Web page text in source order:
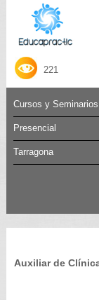
221
Cursos y Seminarios
Presencial
Tarragona
Auxiliar de